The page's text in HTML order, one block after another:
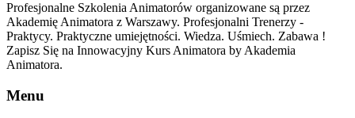
Profesjonalne Szkolenia Animatorów organizowane są przez
Akademię Animatora z Warszawy. Profesjonalni Trenerzy -
Praktycy. Praktyczne umiejętności. Wiedza. Uśmiech. Zabawa !
Zapisz Się na Innowacyjny Kurs Animatora by Akademia
Animatora.
Menu